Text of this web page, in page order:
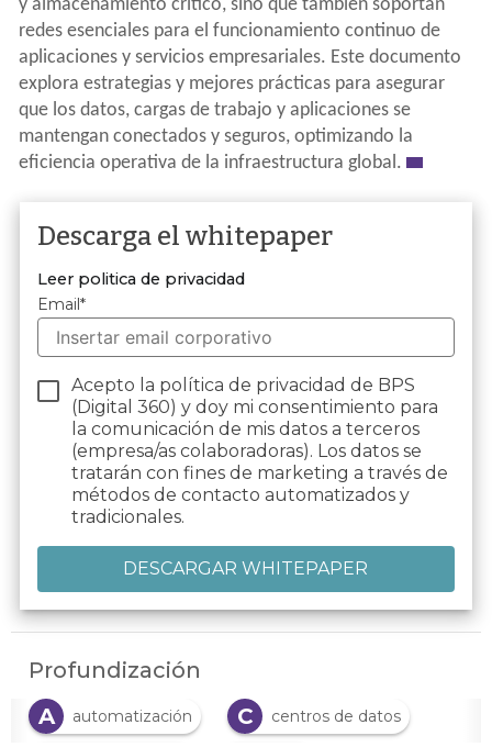
y almacenamiento crítico, sino que también soportan
redes esenciales para el funcionamiento continuo de
aplicaciones y servicios empresariales. Este documento
explora estrategias y mejores prácticas para asegurar
que los datos, cargas de trabajo y aplicaciones se
mantengan conectados y seguros, optimizando la
eficiencia operativa de la infraestructura global.
Descarga el whitepaper
Leer politica de privacidad
Email*
Acepto la política de privacidad de BPS
(Digital 360) y doy mi consentimiento para
la comunicación de mis datos a terceros
(empresa/as colaboradoras). Los datos se
tratarán con fines de marketing a través de
métodos de contacto automatizados y
tradicionales.
Profundización
A
automatización C centros de datos